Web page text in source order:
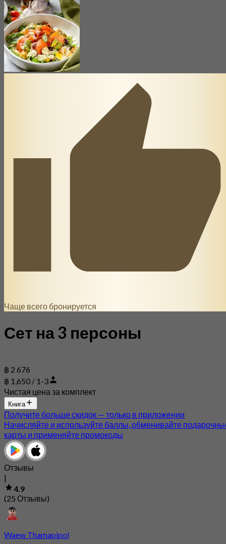
Чаще всего бронируется
Сет на 3 персоны
฿ 2 676
฿ 1,650 / 1-3
Чистая цена за комплект
Книга
Получите больше скидок — только в приложении
Начисляйте и используйте баллы, обменивайте
карты и применяйте промокоды
Отзывы
|
4.9
(25 Отзывы)
Waew Thamapipol